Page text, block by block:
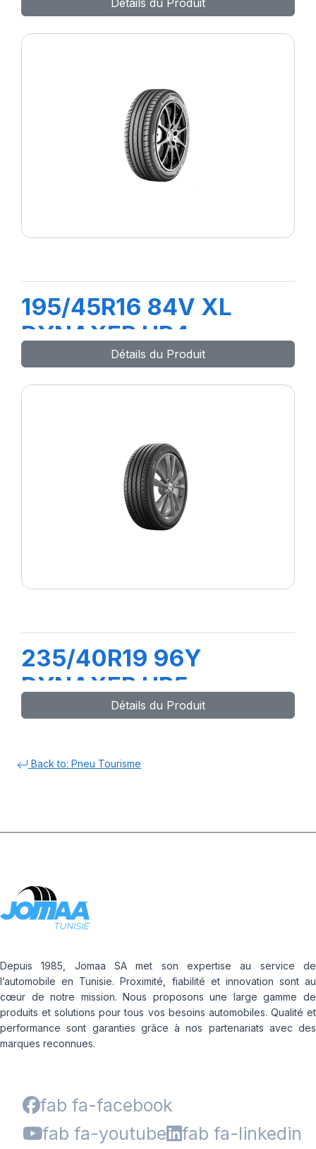
Détails du Produit
195/45R16 84V XL
DYNAXER HP4
Détails du Produit
235/40R19 96Y
DYNAXER HP5
Détails du Produit
Back to: Pneu Tourisme
Depuis 1985, Jomaa SA met son expertise au service de
l’automobile en Tunisie. Proximité, fiabilité et innovation sont au
cœur de notre mission. Nous proposons une large gamme de
produits et solutions pour tous vos besoins automobiles. Qualité et
performance sont garanties grâce à nos partenariats avec des
marques reconnues.
fab fa-facebook
fab fa-youtube
fab fa-linkedin